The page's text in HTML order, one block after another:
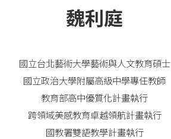
魏利庭
國立台北藝術大學藝術與人文教育碩士
國立政治大學附屬高級中學專任教師
教育部高中優質化計畫執行
跨領域美感教育卓越領航計畫執行
國教署雙語教學計畫執行